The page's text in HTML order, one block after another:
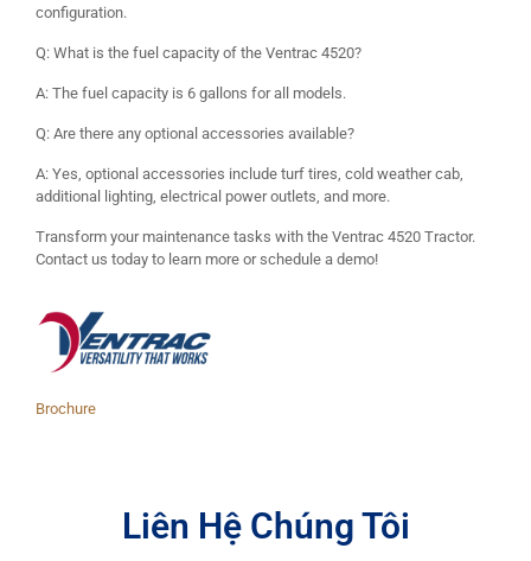
configuration.
Q: What is the fuel capacity of the Ventrac 4520?
A: The fuel capacity is 6 gallons for all models.
Q: Are there any optional accessories available?
A: Yes, optional accessories include turf tires, cold weather cab,
additional lighting, electrical power outlets, and more.
Transform your maintenance tasks with the Ventrac 4520 Tractor.
Contact us today to learn more or schedule a demo!
Brochure
Liên Hệ Chúng Tôi